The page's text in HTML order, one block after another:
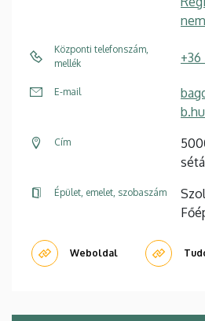
Központi telefonszám,
mellék
+36
E-mail
b.hu
Cím
Épület, emelet, szobaszám
Weboldal